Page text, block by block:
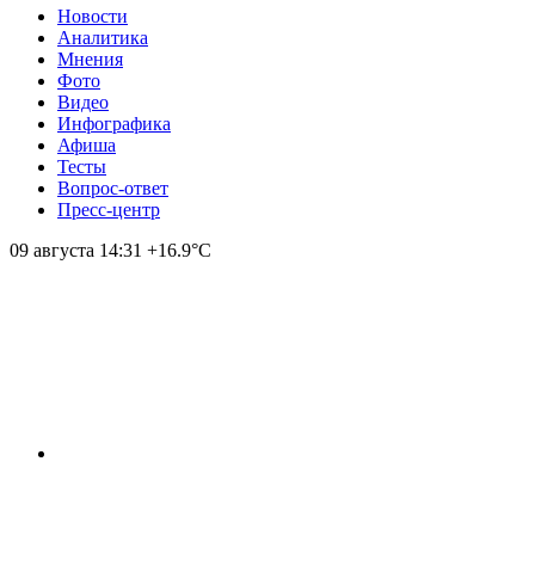
Новости
Аналитика
Мнения
Фото
Видео
Инфографика
Афиша
Тесты
Вопрос-ответ
Пресс-центр
09 августа 14:31 +16.9°С